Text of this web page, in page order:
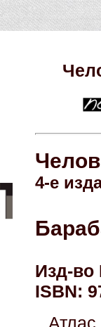
4-е
Изд-
ISBN: